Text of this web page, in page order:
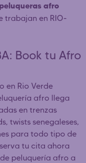
afro
trabajan en RIO-
Book tu Afro
en Rio Verde
afro llega
en trenzas
twists senegaleses,
para todo tipo de
tu cita ahora
peluquería afro a